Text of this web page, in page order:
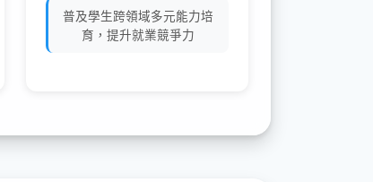
普及學生跨領域多元能力培
育，提升就業競爭力